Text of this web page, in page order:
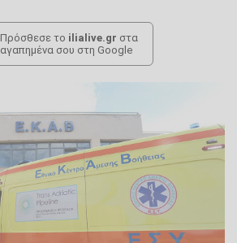
Πρόσθεσε το ilialive.gr στα
αγαπημένα σου στη Google